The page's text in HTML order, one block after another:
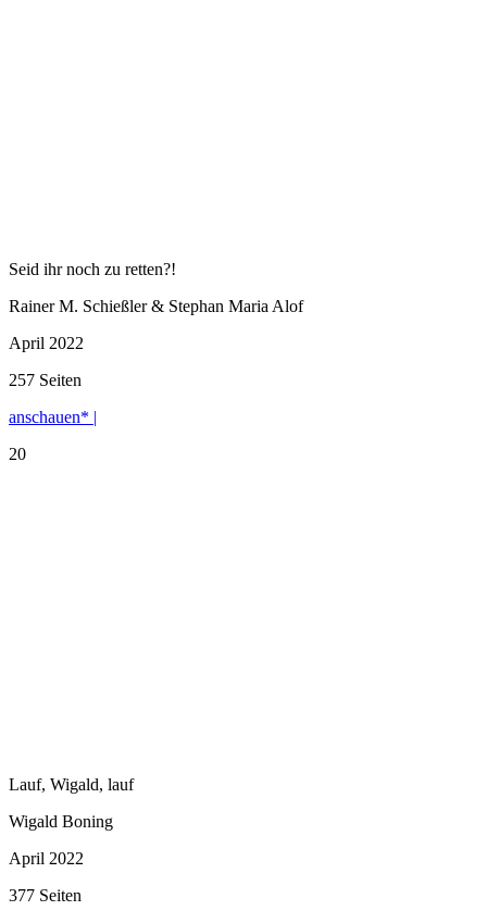
Seid ihr noch zu retten?!
Rainer M. Schießler & Stephan Maria Alof
April 2022
257 Seiten
anschauen* |
20
Lauf, Wigald, lauf
Wigald Boning
April 2022
377 Seiten